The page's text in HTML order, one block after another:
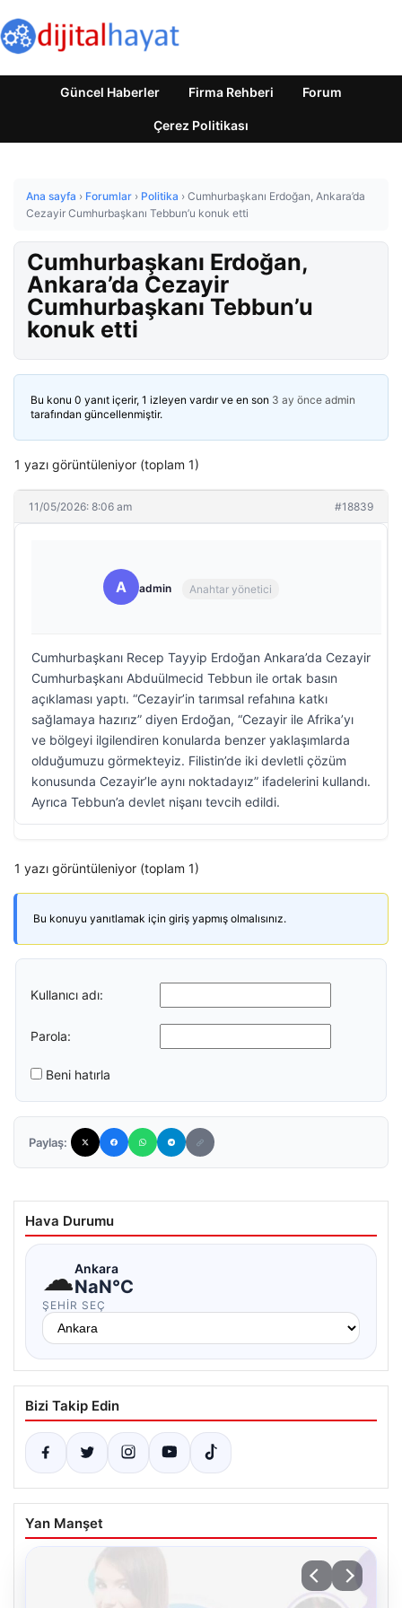
Güncel Haberler Firma Rehberi Forum
Çerez Politikası
Ana sayfa › Forumlar › Politika › Cumhurbaşkanı Erdoğan, Ankara’da
Cezayir Cumhurbaşkanı Tebbun’u konuk etti
Cumhurbaşkanı Erdoğan,
Ankara’da Cezayir
Cumhurbaşkanı Tebbun’u
konuk etti
Bu konu 0 yanıt içerir, 1 izleyen vardır ve en son 3 ay önce admin
tarafından güncellenmiştir.
1 yazı görüntüleniyor (toplam 1)
11/05/2026: 8:06 am #18839
A admin Anahtar yönetici
Cumhurbaşkanı Recep Tayyip Erdoğan Ankara’da Cezayir
Cumhurbaşkanı Abduülmecid Tebbun ile ortak basın
açıklaması yaptı. “Cezayir’in tarımsal refahına katkı
sağlamaya hazırız” diyen Erdoğan, “Cezayir ile Afrika’yı
ve bölgeyi ilgilendiren konularda benzer yaklaşımlarda
olduğumuzu görmekteyiz. Filistin’de iki devletli çözüm
konusunda Cezayir’le aynı noktadayız” ifadelerini kullandı.
Ayrıca Tebbun’a devlet nişanı tevcih edildi.
1 yazı görüntüleniyor (toplam 1)
Bu konuyu yanıtlamak için giriş yapmış olmalısınız.
Kullanıcı adı:
Parola:
Beni hatırla
Paylaş:
Hava Durumu
☁Ankara
NaN°C
ŞEHIR SEÇ
Bizi Takip Edin
Yan Manşet